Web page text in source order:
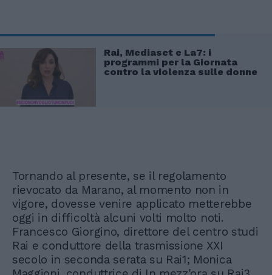
Rai, Mediaset e La7: i
programmi per la Giornata
contro la violenza sulle donne
Tornando al presente, se il regolamento
rievocato da Marano, al momento non in
vigore, dovesse venire applicato metterebbe
oggi in difficoltà alcuni volti molto noti.
Francesco Giorgino, direttore del centro studi
Rai e conduttore della trasmissione XXI
secolo in seconda serata su Rai1; Monica